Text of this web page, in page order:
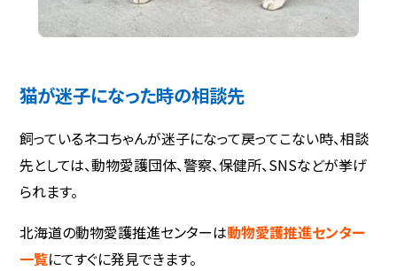
猫が迷子になった時の相談先
飼っているネコちゃんが迷子になって戻ってこない時、相談
先としては、動物愛護団体、警察、保健所、SNSなどが挙げ
られます。
北海道の動物愛護推進センターは動物愛護推進センター
一覧にてすぐに発見できます。